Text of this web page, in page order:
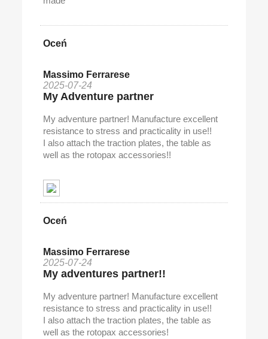
Oceń
Massimo Ferrarese
2025-07-24
My Adventure partner
My adventure partner! Manufacture excellent
resistance to stress and practicality in use!!
I also attach the traction plates, the table as
well as the rotopax accessories!!
Oceń
Massimo Ferrarese
2025-07-24
My adventures partner!!
My adventure partner! Manufacture excellent
resistance to stress and practicality in use!!
I also attach the traction plates, the table as
well as the rotopax accessories!